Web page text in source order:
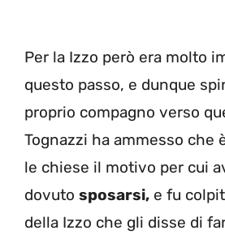
Per la Izzo però era molto
questo passo, e dunque
proprio compagno verso
Tognazzi ha ammesso che
le chiese il motivo per cui
dovuto sposarsi, e fu
della Izzo che gli disse di